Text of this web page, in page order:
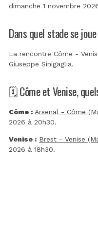
dimanche 1 novembre
Dans quel stade se
La rencontre Côme -
Giuseppe Sinigaglia.
🗓️ Côme et Venise,
Côme : Arsenal - Côme
2026 à 20h30.
Venise : Brest - Venise
2026 à 18h30.